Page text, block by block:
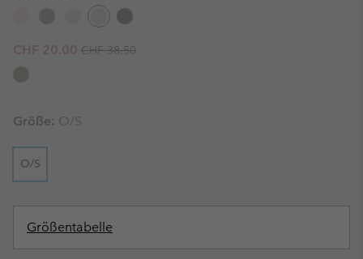
Sale price:
CHF 20.00 Regular price:
CHF 38.50
Größe: O/S
O/S
Größentabelle